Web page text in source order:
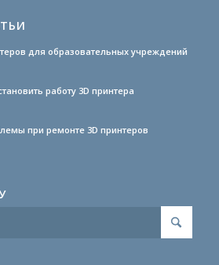
для образовательных учреждений
работу 3D принтера
при ремонте 3D принтеров